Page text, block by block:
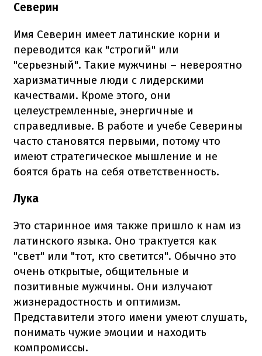
Северин
Имя Северин имеет латинские корни и
переводится как "строгий" или
"серьезный". Такие мужчины – невероятно
харизматичные люди с лидерскими
качествами. Кроме этого, они
целеустремленные, энергичные и
справедливые. В работе и учебе Северины
часто становятся первыми, потому что
имеют стратегическое мышление и не
боятся брать на себя ответственность.
Лука
Это старинное имя также пришло к нам из
латинского языка. Оно трактуется как
"свет" или "тот, кто светится". Обычно это
очень открытые, общительные и
позитивные мужчины. Они излучают
жизнерадостность и оптимизм.
Представители этого имени умеют слушать,
понимать чужие эмоции и находить
компромиссы.